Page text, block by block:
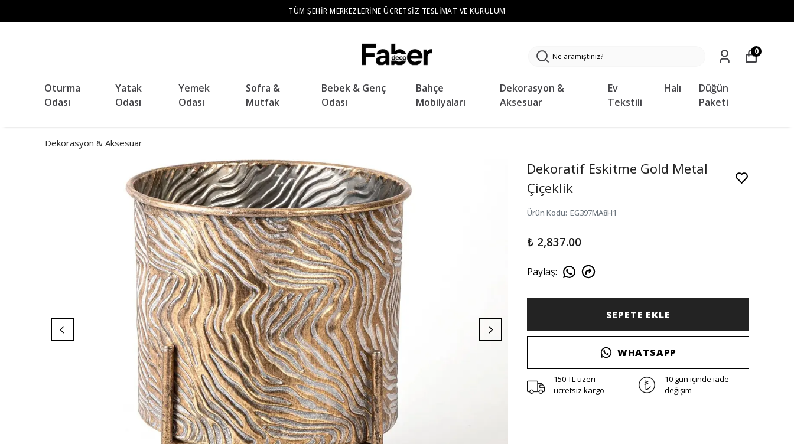
TÜM ŞEHIR MERKEZLERINE ÜCRETSIZ TESLIMAT VE KURULUM
Oturma
Odası
Yatak
Odası
Yemek
Odası
Sofra &
Mutfak
Bebek & Genç
Odası
Bahçe
Mobilyaları
Dekorasyon &
Aksesuar
Ev
Tekstili
Halı
Düğün
Paketi
0
Dekorasyon & Aksesuar
Dekoratif Eskitme Gold Metal
Çiçeklik
Ürün Kodu: EG397MA8H1
₺ 2,837.00
Paylaş:
SEPETE EKLE
WHATSAPP
150 TL üzeri
ücretsiz kargo
10 gün içinde iade
değişim